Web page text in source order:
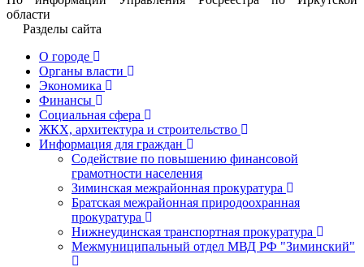
области
Разделы сайта
О городе
Органы власти
Экономика
Финансы
Социальная сфера
ЖКХ, архитектура и строительство
Информация для граждан
Содействие по повышению финансовой
грамотности населения
Зиминская межрайонная прокуратура
Братская межрайонная природоохранная
прокуратура
Нижнеудинская транспортная прокуратура
Межмуниципальный отдел МВД РФ "Зиминский"